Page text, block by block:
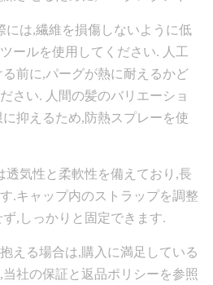
には,繊維を損傷しないように低
ールを使用してください. 人工
前に,パーグが熱に耐えるかど
さい. 人間の髪のバリエーショ
抑えるため,防熱スプレーを使
透気性と柔軟性を備えており,長
.キャップ内のストラップを調整
,しっかりと固定できます.
える場合は,購入に満足している
社の保証と返品ポリシーを参照